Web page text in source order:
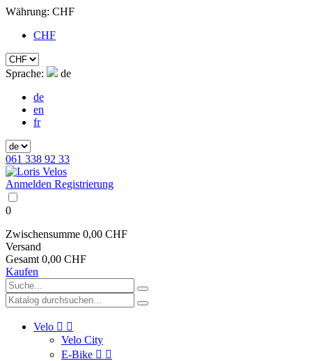
Währung: CHF
CHF
Sprache:
de
de
en
fr
061 338 92 33
Anmelden Registrierung
0
Zwischensumme 0,00 CHF
Versand
Gesamt 0,00 CHF
Kaufen
Velo  
Velo City
E-Bike  